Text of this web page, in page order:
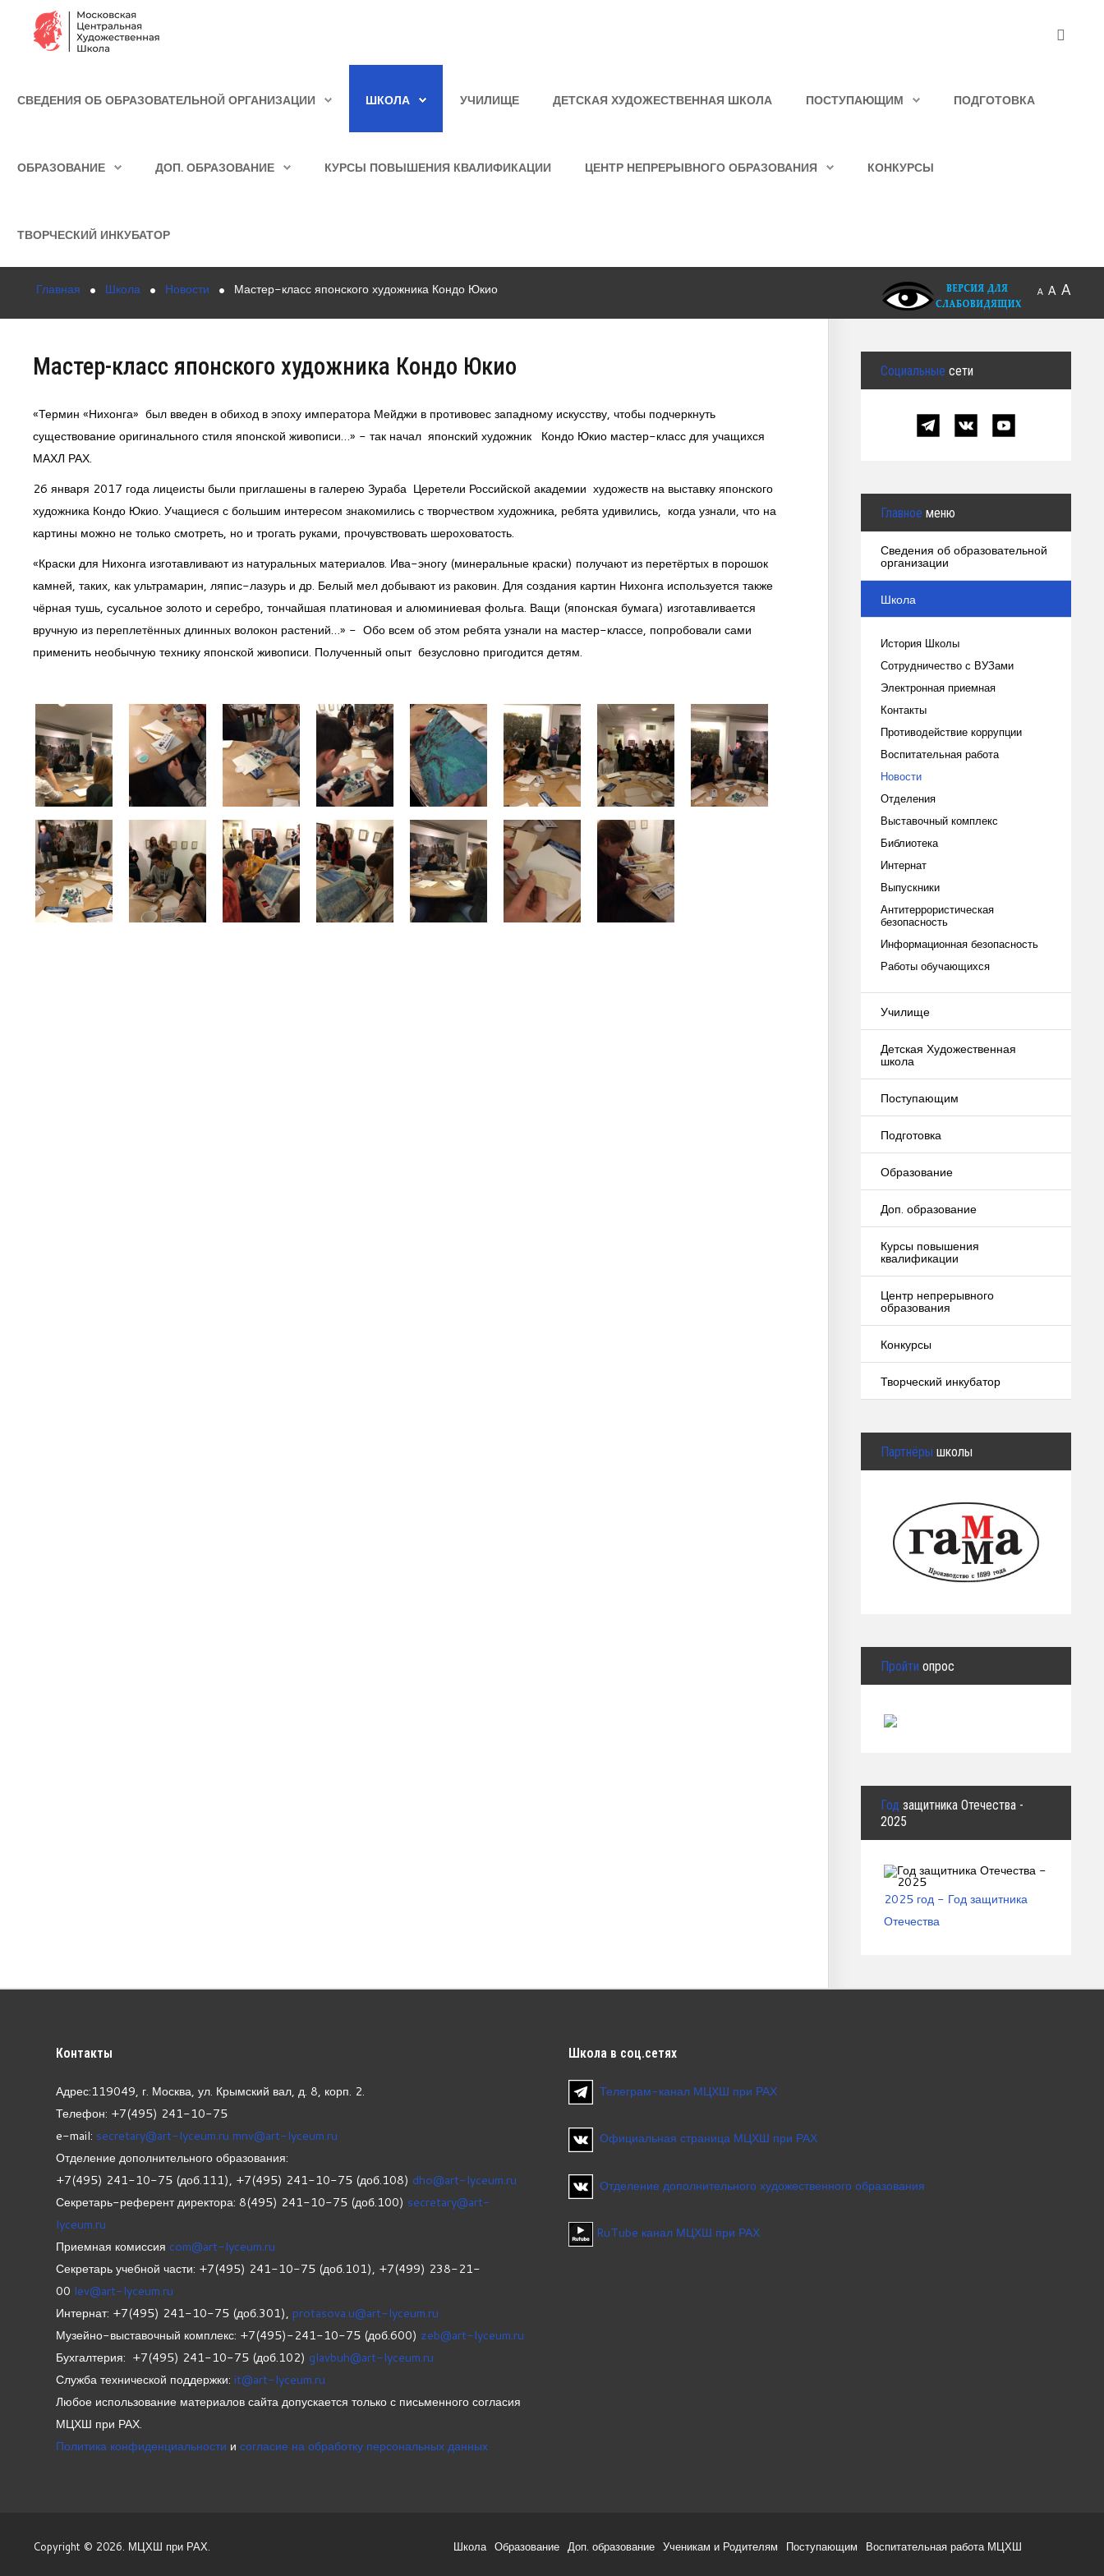
Образование
Курсы повышения квалификации
Конкурсы
СВЕДЕНИЯ ОБ ОБРАЗОВАТЕЛЬНОЙ ОРГАНИЗАЦИИ ШКОЛА УЧИЛИЩЕ ДЕТСКАЯ ХУДОЖЕСТВЕННАЯ ШКОЛА ПОСТУПАЮЩИМ ПОДГОТОВКА
ОБРАЗОВАНИЕ ДОП. ОБРАЗОВАНИЕ КУРСЫ ПОВЫШЕНИЯ КВАЛИФИКАЦИИ ЦЕНТР НЕПРЕРЫВНОГО ОБРАЗОВАНИЯ КОНКУРСЫ
ТВОРЧЕСКИЙ ИНКУБАТОР
Главная Школа Новости Мастер-класс японского художника Кондо Юкио A A A
Мастер-класс японского художника Кондо Юкио
«Термин «Нихонга» был введен в обиход в эпоху императора Мейджи в противовес западному искусству, чтобы подчеркнуть
существование оригинального стиля японской живописи…» - так начал японский художник Кондо Юкио мастер-класс для учащихся
МАХЛ РАХ.
26 января 2017 года лицеисты были приглашены в галерею Зураба Церетели Российской академии художеств на выставку японского
художника Кондо Юкио. Учащиеся с большим интересом знакомились с творчеством художника, ребята удивились, когда узнали, что на
картины можно не только смотреть, но и трогать руками, прочувствовать шероховатость.
«Краски для Нихонга изготавливают из натуральных материалов. Ива-эногу (минеральные краски) получают из перетёртых в порошок
камней, таких, как ультрамарин, ляпис-лазурь и др. Белый мел добывают из раковин. Для создания картин Нихонга используется также
чёрная тушь, сусальное золото и серебро, тончайшая платиновая и алюминиевая фольга. Ващи (японская бумага) изготавливается
вручную из переплетённых длинных волокон растений…» - Обо всем об этом ребята узнали на мастер-классе, попробовали сами
применить необычную технику японской живописи. Полученный опыт безусловно пригодится детям.
Социальные сети
Главное меню
Сведения об образовательной
организации
Школа
История Школы
Сотрудничество с ВУЗами
Электронная приемная
Контакты
Противодействие коррупции
Воспитательная работа
Новости
Отделения
Выставочный комплекс
Библиотека
Интернат
Выпускники
Антитеррористическая
безопасность
Информационная безопасность
Работы обучающихся
Училище
Детская Художественная
школа
Поступающим
Подготовка
Образование
Доп. образование
Курсы повышения
квалификации
Центр непрерывного
образования
Конкурсы
Творческий инкубатор
Партнёры школы
Пройти опрос
Год защитника Отечества -
2025
2025 год - Год защитника
Отечества
Контакты
Адрес:119049, г. Москва, ул. Крымский вал, д. 8, корп. 2.
Телефон: +7(495) 241-10-75
e-mail: secretary@art-lyceum.ru mnv@art-lyceum.ru
Отделение дополнительного образования:
+7(495) 241-10-75 (доб.111), +7(495) 241-10-75 (доб.108) dho@art-lyceum.ru
Секретарь-референт директора: 8(495) 241-10-75 (доб.100) secretary@art-
lyceum.ru
Приемная комиссия com@art-lyceum.ru
Секретарь учебной части: +7(495) 241-10-75 (доб.101), +7(499) 238-21-
00 lev@art-lyceum.ru
Интернат: +7(495) 241-10-75 (доб.301), protasova.u@art-lyceum.ru
Музейно-выставочный комплекс: +7(495)-241-10-75 (доб.600) zeb@art-lyceum.ru
Бухгалтерия: +7(495) 241-10-75 (доб.102) glavbuh@art-lyceum.ru
Служба технической поддержки: it@art-lyceum.ru
Любое использование материалов сайта допускается только с письменного согласия
МЦХШ при РАХ.
Политика конфиденциальности и согласие на обработку персональных данных
Школа в соц.сетях
Телеграм-канал МЦХШ при РАХ
Официальная страница МЦХШ при РАХ
Отделение дополнительного художественного образования
RuTube канал МЦХШ при РАХ
Copyright © 2026. МЦХШ при РАХ. Школа Образование Доп. образование Ученикам и Родителям Поступающим Воспитательная работа МЦХШ